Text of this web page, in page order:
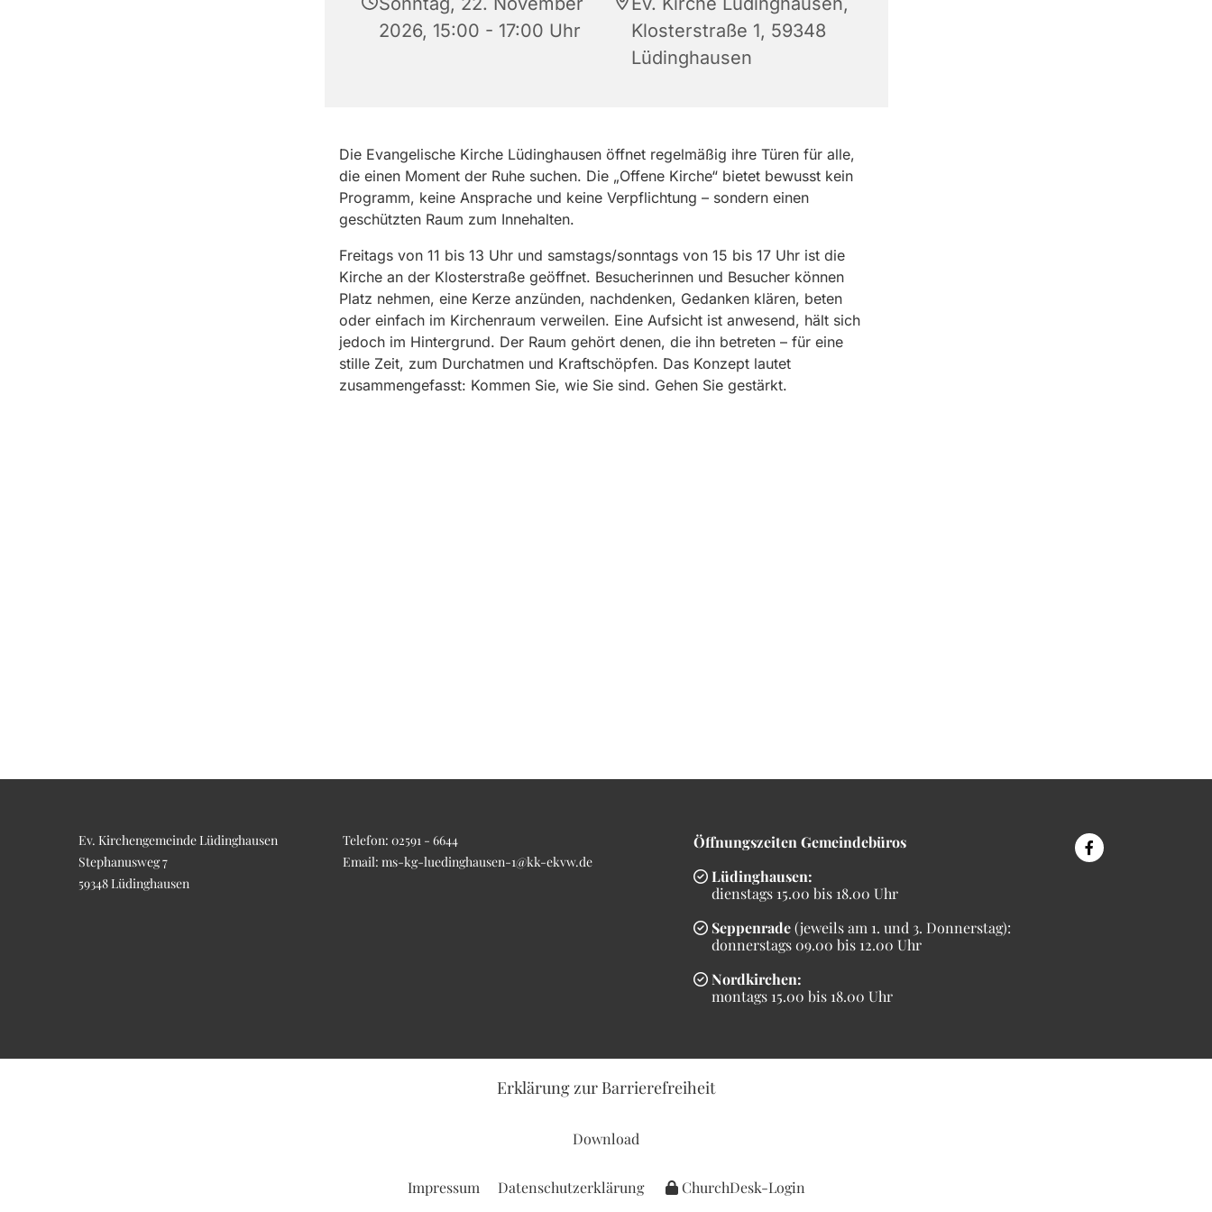
2026, 15:00 - 17:00 Uhr
Klosterstraße 1, 59348
Lüdinghausen
Die Evangelische Kirche Lüdinghausen öffnet regelmäßig ihre Türen für alle,
die einen Moment der Ruhe suchen. Die „Offene Kirche“ bietet bewusst kein
Programm, keine Ansprache und keine Verpflichtung – sondern einen
geschützten Raum zum Innehalten.
Freitags von 11 bis 13 Uhr und samstags/sonntags von 15 bis 17 Uhr ist die
Kirche an der Klosterstraße geöffnet. Besucherinnen und Besucher können
Platz nehmen, eine Kerze anzünden, nachdenken, Gedanken klären, beten
oder einfach im Kirchenraum verweilen. Eine Aufsicht ist anwesend, hält sich
jedoch im Hintergrund. Der Raum gehört denen, die ihn betreten – für eine
stille Zeit, zum Durchatmen und Kraftschöpfen. Das Konzept lautet
zusammengefasst: Kommen Sie, wie Sie sind. Gehen Sie gestärkt.
Ev. Kirchengemeinde Lüdinghausen
Stephanusweg 7
59348 Lüdinghausen
Telefon: 02591 - 6644
Email: ms-kg-luedinghausen-1@kk-ekvw.de
Öffnungszeiten Gemeindebüros
 Lüdinghausen:
dienstags 15.00 bis 18.00 Uhr
 Seppenrade(jeweils am 1. und 3. Donnerstag):
donnerstags 09.00 bis 12.00 Uhr
 Nordkirchen:
montags 15.00 bis 18.00 Uhr
Erklärung zur Barrierefreiheit
Download
Impressum Datenschutzerklärung ChurchDesk-Login